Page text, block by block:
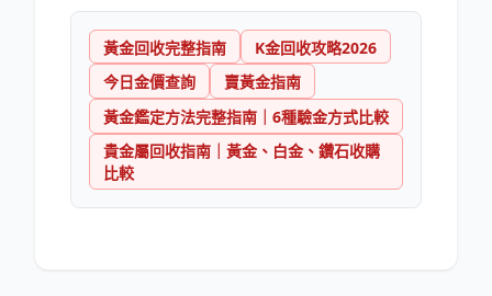
黃金回收完整指南
K金回收攻略2026
今日金價查詢
賣黃金指南
黃金鑑定方法完整指南｜6種驗金方式比較
貴金屬回收指南｜黃金、白金、鑽石收購
比較